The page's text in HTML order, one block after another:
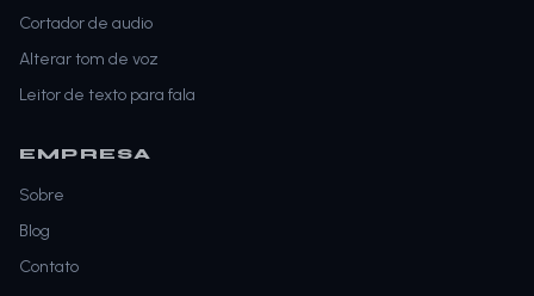
Cortador de audio
Alterar tom de voz
Leitor de texto para fala
EMPRESA
Sobre
Blog
Contato